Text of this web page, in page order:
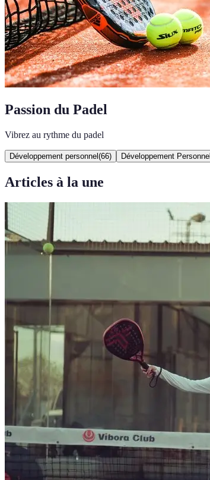
Passion du Padel
Vibrez au rythme du padel
Développement personnel (66) Développement Personnel
Articles à la une